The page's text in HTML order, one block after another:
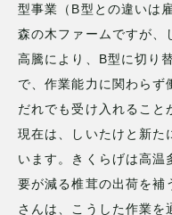
型事業（B型との違いは
森の木ファームですが、
高騰により、B型に切り
で、作業能力に関わらず
だれでも受け入れること
現在は、しいたけと新た
います。きくらげは高温
要が減る椎茸の出荷を補
さんは、こうした作業を